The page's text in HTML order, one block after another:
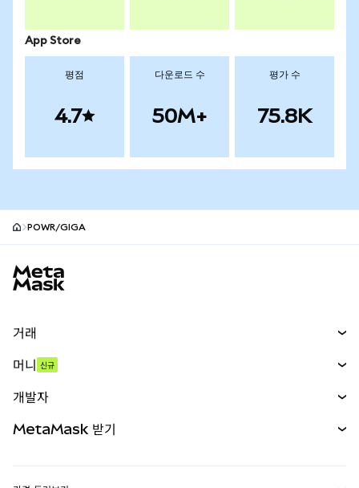
App Store
평점
4.7
다운로드 수
50M+
평가 수
75.8K
POWR/GIGA
거래
무기한 선물
실물자산
머니 신규
개발자
MetaMask 받기